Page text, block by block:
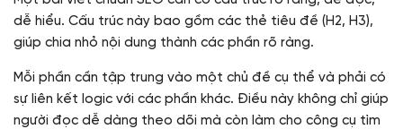
dễ hiểu. Cấu trúc này bao gồm các thẻ tiêu đề (H2, H3),
giúp chia nhỏ nội dung thành các phần rõ ràng.
Mỗi phần cần tập trung vào một chủ đề cụ thể và phải có
sự liên kết logic với các phần khác. Điều này không chỉ giúp
người đọc dễ dàng theo dõi mà còn làm cho công cụ tìm